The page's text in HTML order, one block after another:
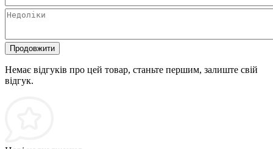
Продовжити
Немає відгуків про цей товар, станьте першим, залиште свій
відгук.